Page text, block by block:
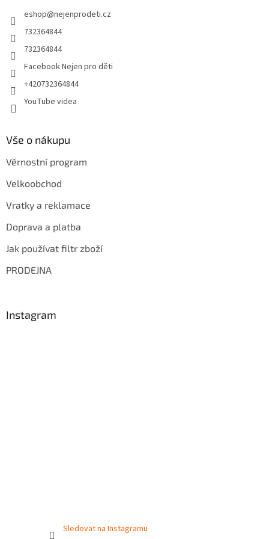
eshop@nejenprodeti.cz
732364844
732364844
Facebook Nejen pro děti
+420732364844
YouTube videa
Vše o nákupu
Věrnostní program
Velkoobchod
Vratky a reklamace
Doprava a platba
Jak používat filtr zboží
PRODEJNA
Instagram
Sledovat na Instagramu